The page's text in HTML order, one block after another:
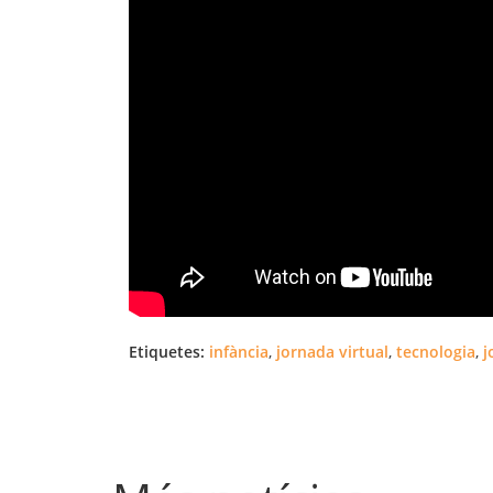
Etiquetes: infància, jornada virtual, tecnologia,